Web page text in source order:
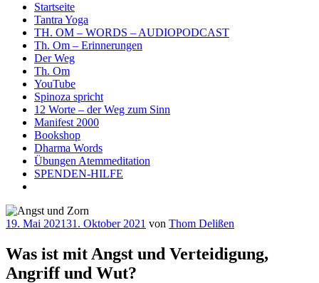
Startseite
Tantra Yoga
TH. OM – WORDS – AUDIOPODCAST
Th. Om – Erinnerungen
Der Weg
Th. Om
YouTube
Spinoza spricht
12 Worte – der Weg zum Sinn
Manifest 2000
Bookshop
Dharma Words
Übungen Atemmeditation
SPENDEN-HILFE
Veröffentlicht
19. Mai 202131. Oktober 2021 von Thom Delißen
Was ist mit Angst und Verteidigung,
Angriff und Wut?